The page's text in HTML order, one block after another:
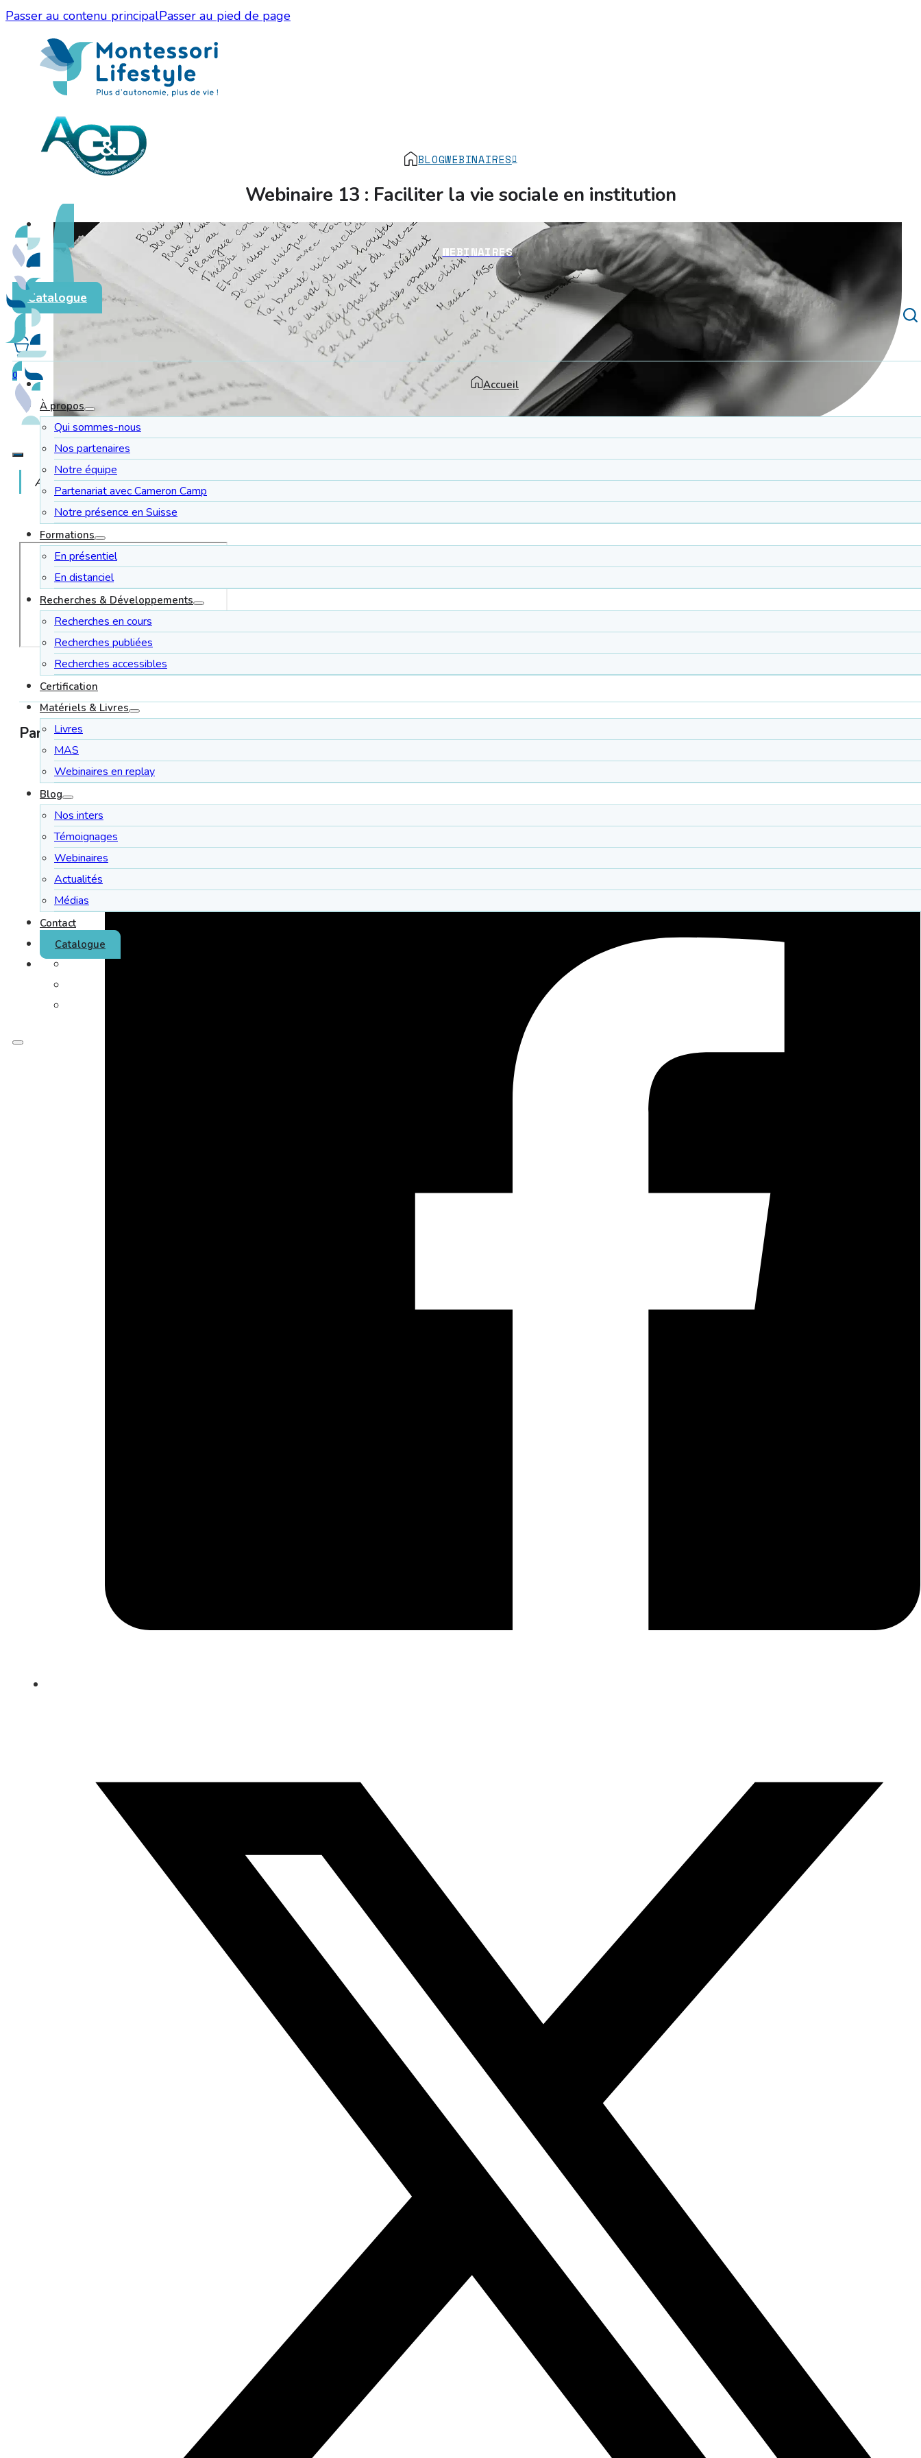
Passer au contenu principalPasser au pied de page
Catalogue
0
Accueil
À propos
Qui sommes-nous
Nos partenaires
Notre équipe
Partenariat avec Cameron Camp
Notre présence en Suisse
Formations
En présentiel
En distanciel
Recherches & Développements
Recherches en cours
Recherches publiées
Recherches accessibles
Certification
Matériels & Livres
Livres
MAS
Webinaires en replay
Blog
Nos inters
Témoignages
Webinaires
Actualités
Médias
Contact
Catalogue
BLOGWEBINAIRES
Webinaire 13 : Faciliter la vie sociale en institution
WEBINAIRES
Apprenez à adapter vos activités de groupe selon les principes Montessori pour renforcer les liens sociaux et la vie communautaire.
Partagez l'article :